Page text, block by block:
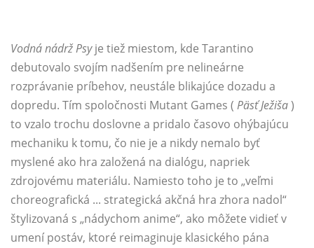
Vodná nádrž Psyje tiež miestom, kde Tarantino
debutovalo svojím nadšením pre nelineárne
rozprávanie príbehov, neustále blikajúce dozadu a
dopredu. Tím spoločnosti Mutant Games ( Päsť Ježiša)
to vzalo trochu doslovne a pridalo časovo ohýbajúcu
mechaniku k tomu, čo nie je a nikdy nemalo byť
myslené ako hra založená na dialógu, napriek
zdrojovému materiálu. Namiesto toho je to „veľmi
choreografická ... strategická akčná hra zhora nadol“
štylizovaná s „nádychom anime“, ako môžete vidieť v
umení postáv, ktoré reimaginuje klasického pána